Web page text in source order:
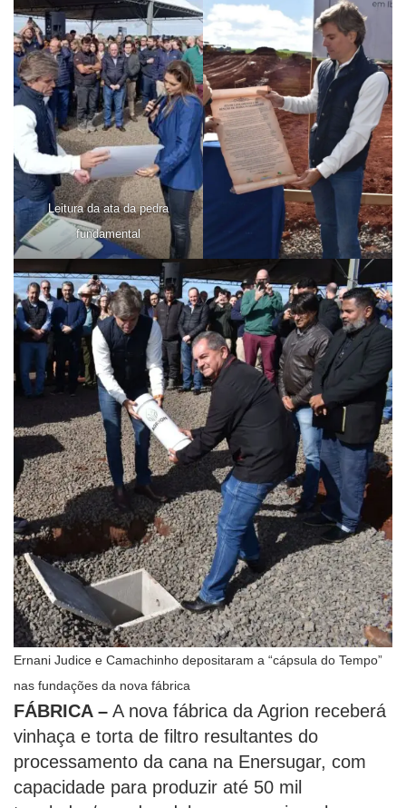
Leitura da ata da pedra
fundamental
Ernani Judice e Camachinho depositaram a “cápsula do Tempo”
nas fundações da nova fábrica
FÁBRICA – A nova fábrica da Agrion receberá
vinhaça e torta de filtro resultantes do
processamento da cana na Enersugar, com
capacidade para produzir até 50 mil